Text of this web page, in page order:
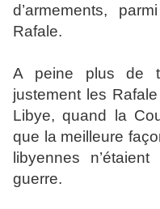
d’armements,
Rafale.
A peine plus de
justement les
Libye, quand la
que la meilleure
libyennes
guerre.